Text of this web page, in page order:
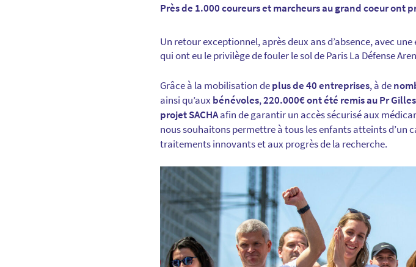
Près de 1.000 coureurs et marcheurs au grand coeur ont
Un retour exceptionnel, après deux ans d’absence, avec
qui ont eu le privilège de fouler le sol de Paris La Défense
Grâce à la mobilisation deplus de 40 entreprises, à de
ainsi qu’aux bénévoles,220.000€ ont été remis au Pr
projet SACHAafin de garantir un accès sécurisé aux
nous souhaitons permettre à tous les enfants atteints d’un
traitements innovants et aux progrès de la recherche.